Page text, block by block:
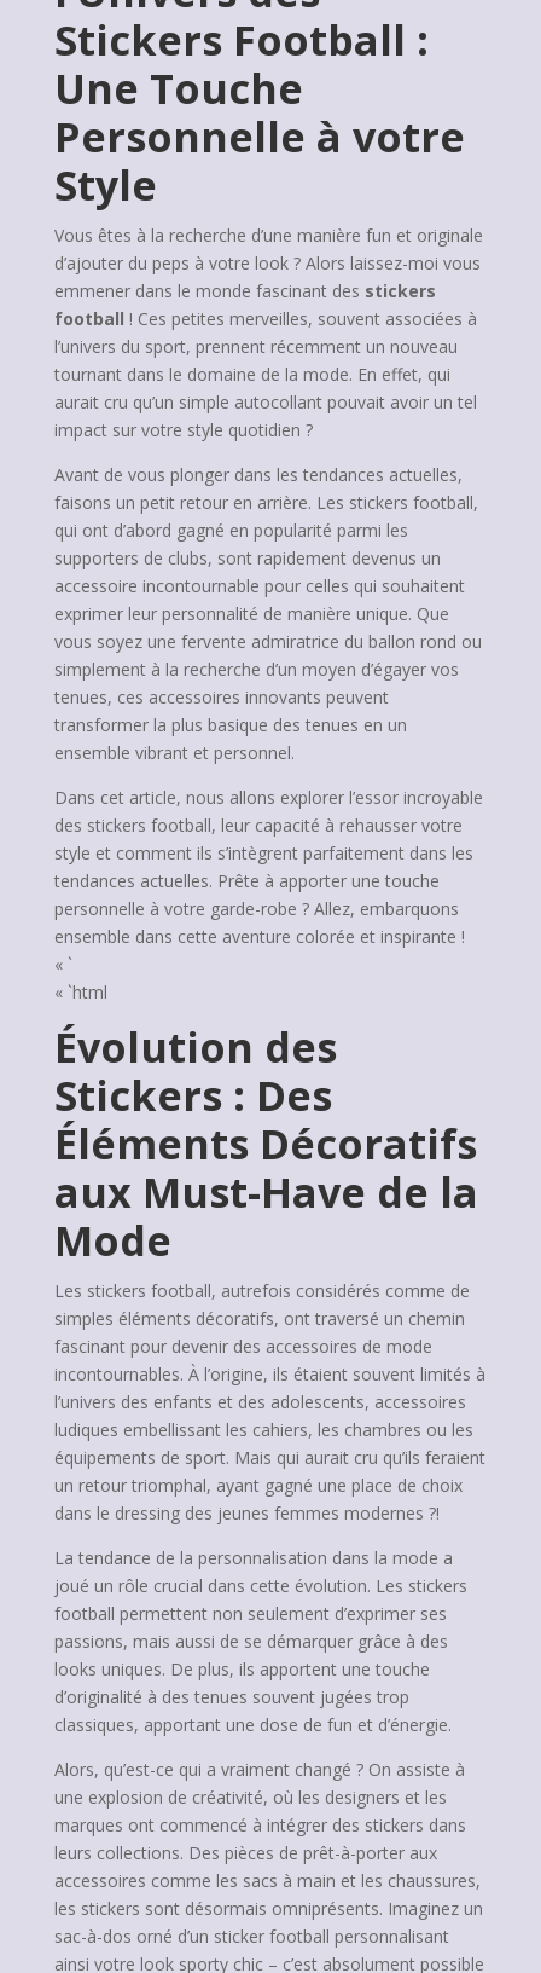
Stickers Football :
Une Touche
Personnelle à votre
Style
Vous êtes à la recherche d’une manière fun et originale
d’ajouter du peps à votre look ? Alors laissez-moi vous
emmener dans le monde fascinant des stickers
football ! Ces petites merveilles, souvent associées à
l’univers du sport, prennent récemment un nouveau
tournant dans le domaine de la mode. En effet, qui
aurait cru qu’un simple autocollant pouvait avoir un tel
impact sur votre style quotidien ?
Avant de vous plonger dans les tendances actuelles,
faisons un petit retour en arrière. Les stickers football,
qui ont d’abord gagné en popularité parmi les
supporters de clubs, sont rapidement devenus un
accessoire incontournable pour celles qui souhaitent
exprimer leur personnalité de manière unique. Que
vous soyez une fervente admiratrice du ballon rond ou
simplement à la recherche d’un moyen d’égayer vos
tenues, ces accessoires innovants peuvent
transformer la plus basique des tenues en un
ensemble vibrant et personnel.
Dans cet article, nous allons explorer l’essor incroyable
des stickers football, leur capacité à rehausser votre
style et comment ils s’intègrent parfaitement dans les
tendances actuelles. Prête à apporter une touche
personnelle à votre garde-robe ? Allez, embarquons
ensemble dans cette aventure colorée et inspirante !
« `
« `html
Évolution des
Stickers : Des
Éléments Décoratifs
aux Must-Have de la
Mode
Les stickers football, autrefois considérés comme de
simples éléments décoratifs, ont traversé un chemin
fascinant pour devenir des accessoires de mode
incontournables. À l’origine, ils étaient souvent limités à
l’univers des enfants et des adolescents, accessoires
ludiques embellissant les cahiers, les chambres ou les
équipements de sport. Mais qui aurait cru qu’ils feraient
un retour triomphal, ayant gagné une place de choix
dans le dressing des jeunes femmes modernes ?!
La tendance de la personnalisation dans la mode a
joué un rôle crucial dans cette évolution. Les stickers
football permettent non seulement d’exprimer ses
passions, mais aussi de se démarquer grâce à des
looks uniques. De plus, ils apportent une touche
d’originalité à des tenues souvent jugées trop
classiques, apportant une dose de fun et d’énergie.
Alors, qu’est-ce qui a vraiment changé ? On assiste à
une explosion de créativité, où les designers et les
marques ont commencé à intégrer des stickers dans
leurs collections. Des pièces de prêt-à-porter aux
accessoires comme les sacs à main et les chaussures,
les stickers sont désormais omniprésents. Imaginez un
sac-à-dos orné d’un sticker football personnalisant
ainsi votre look sporty chic – c’est absolument possible